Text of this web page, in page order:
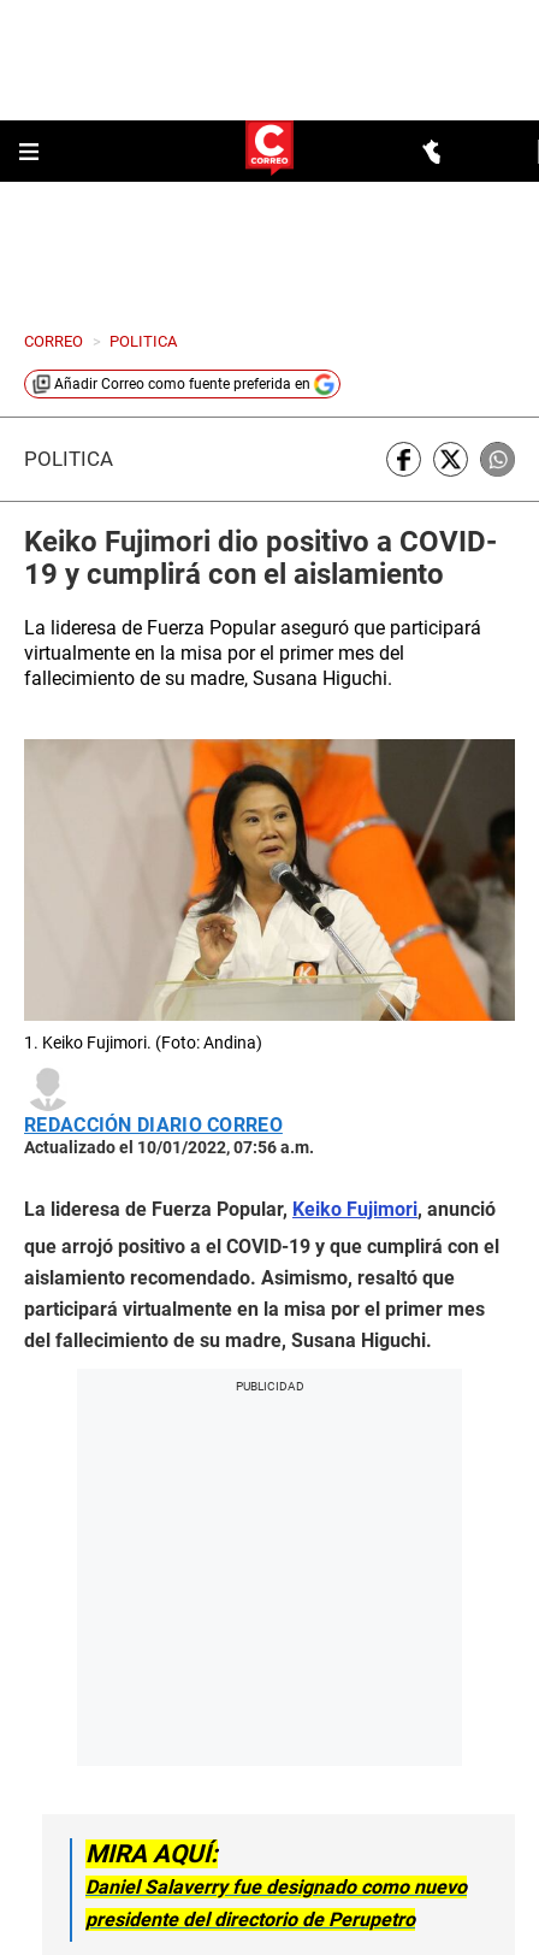
CORREO > POLITICA
Añadir Correo como fuente preferida en
POLÍTICA
Keiko Fujimori dio positivo a COVID-
19 y cumplirá con el aislamiento
La lideresa de Fuerza Popular aseguró que participará
virtualmente en la misa por el primer mes del
fallecimiento de su madre, Susana Higuchi.
1. Keiko Fujimori. (Foto: Andina)
REDACCIÓN DIARIO CORREO
Actualizado el 10/01/2022, 07:56 a.m.
La lideresa de Fuerza Popular, Keiko Fujimori, anunció
que arrojó positivo a el COVID-19 y que cumplirá con el
aislamiento recomendado. Asimismo, resaltó que
participará virtualmente en la misa por el primer mes
del fallecimiento de su madre, Susana Higuchi.
MIRA AQUÍ:
Daniel Salaverry fue designado como nuevo
presidente del directorio de Perupetro